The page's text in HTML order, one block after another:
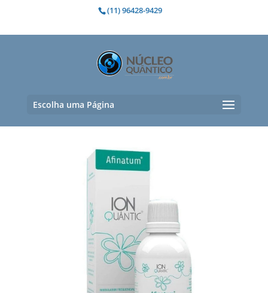
(11) 96428-9429
Escolha uma Página
Florais e Cosméticos para
Pele/Colágeno